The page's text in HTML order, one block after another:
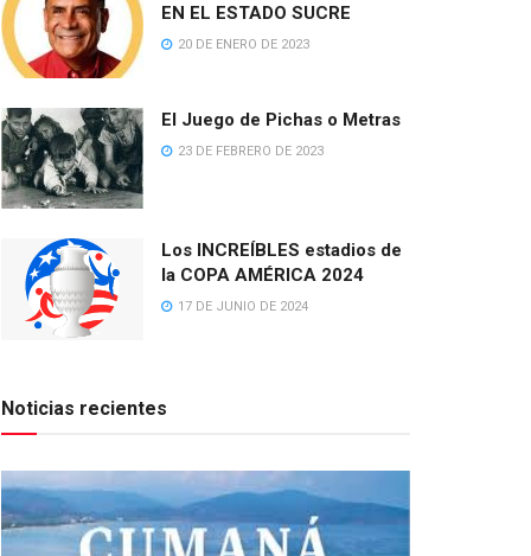
EN EL ESTADO SUCRE
20 DE ENERO DE 2023
El Juego de Pichas o Metras
23 DE FEBRERO DE 2023
Los INCREÍBLES estadios de
la COPA AMÉRICA 2024
17 DE JUNIO DE 2024
Noticias recientes